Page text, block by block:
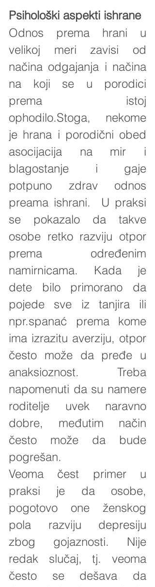
Psihološki aspekti ishrane
Odnos prema hrani u
velikoj meri zavisi od
načina odgajanja i načina
na koji se u porodici
prema istoj
ophodilo.Stoga, nekome
je hrana i porodični obed
asocijacija na mir i
blagostanje i gaje
potpuno zdrav odnos
preama ishrani.  U praksi
se pokazalo da takve
osobe retko razviju otpor
prema određenim
namirnicama. Kada je
dete bilo primorano da
pojede sve iz tanjira ili
npr.spanać prema kome
ima izrazitu averziju, otpor
često može da pređe u
anaksioznost. Treba
napomenuti da su namere
roditelje uvek naravno
dobre, međutim način
često može da bude
pogrešan.
Veoma čest primer u
praksi je da osobe,
pogotovo one ženskog
pola razviju depresiju
zbog gojaznosti. Nije
redak slučaj, tj. veoma
često se dešava da